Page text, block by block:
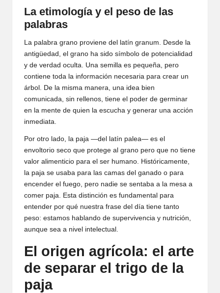
La etimología y el peso de las
palabras
La palabra grano proviene del latín granum. Desde la
antigüedad, el grano ha sido símbolo de potencialidad
y de verdad oculta. Una semilla es pequeña, pero
contiene toda la información necesaria para crear un
árbol. De la misma manera, una idea bien
comunicada, sin rellenos, tiene el poder de germinar
en la mente de quien la escucha y generar una acción
inmediata.
Por otro lado, la paja —del latín palea— es el
envoltorio seco que protege al grano pero que no tiene
valor alimenticio para el ser humano. Históricamente,
la paja se usaba para las camas del ganado o para
encender el fuego, pero nadie se sentaba a la mesa a
comer paja. Esta distinción es fundamental para
entender por qué nuestra frase del día tiene tanto
peso: estamos hablando de supervivencia y nutrición,
aunque sea a nivel intelectual.
El origen agrícola: el arte
de separar el trigo de la
paja